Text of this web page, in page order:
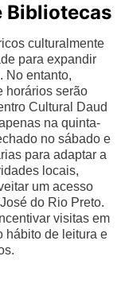
Bibliotecas
culturalmente
para expandir
No entanto,
horários serão
Cultural Daud
na quinta-
no sábado e
para adaptar a
locais,
um acesso
do Rio Preto.
visitas em
hábito de leitura e